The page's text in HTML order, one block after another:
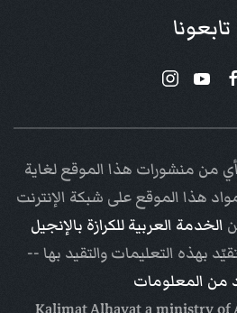
تابعونا
من منشورات هذا الموقع لغاية
هذا الموقع على شبكة الإنترنت
الخدمة العربية للكرازة بالإنجيل
بهذه التعليمات والتقيد بها --
من المعلومات